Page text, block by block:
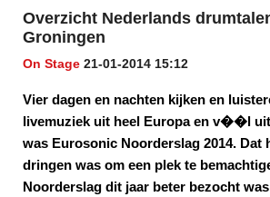
Overzicht Nederlands
Groningen
On Stage 21-01-2014 15:12
Vier dagen en nachten kijken en
livemuziek uit heel Europa en v��l
was Eurosonic Noorderslag 2014. Dat
dringen was om een plek te
Noorderslag dit jaar beter bezocht